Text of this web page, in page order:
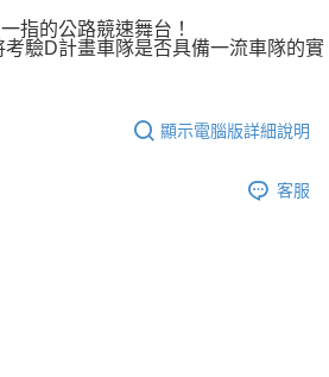
使用他人資訊註冊。若發現惡意使用之情形，
停止該用戶之使用額度並採取法律行動。
指的公路競速舞台！
驗D計畫車隊是否具備一流車隊的實
顯示電腦版詳細說明
客服